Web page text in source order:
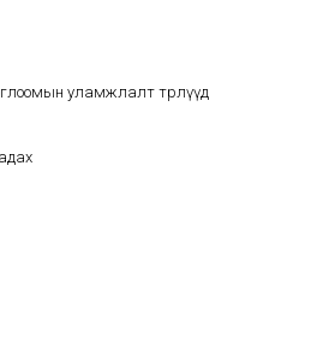
уламжлалт төрлүүд